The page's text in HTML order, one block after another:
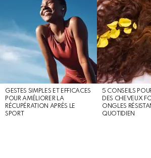
GESTES SIMPLES ET EFFICACES
POUR AMÉLIORER LA
RÉCUPÉRATION APRÈS LE
SPORT
5 CONSEILS
DES CHEVEUX
ONGLES
QUOTIDIEN